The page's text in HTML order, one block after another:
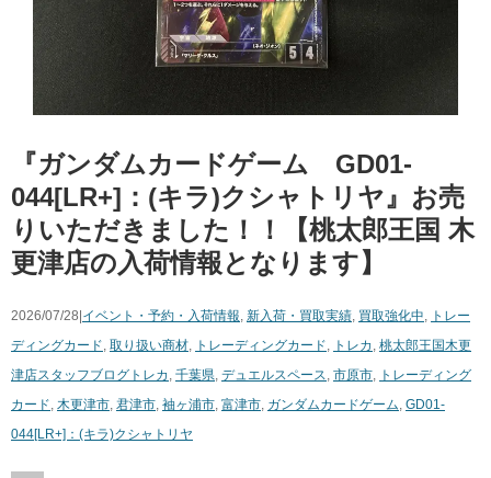
『ガンダムカードゲーム GD01-
044[LR+]：(キラ)クシャトリヤ』お売
りいただきました！！【桃太郎王国 木
更津店の入荷情報となります】
2026/07/28| イベント・予約・入荷情報, 新入荷・買取実績, 買取強化中, トレー
ディングカード, 取り扱い商材, トレーディングカード, トレカ , 桃太郎王国木更
津店スタッフブログ トレカ , 千葉県, デュエルスペース, 市原市, トレーディング
カード, 木更津市, 君津市, 袖ヶ浦市, 富津市, ガンダムカードゲーム, GD01-
044[LR+]：(キラ)クシャトリヤ